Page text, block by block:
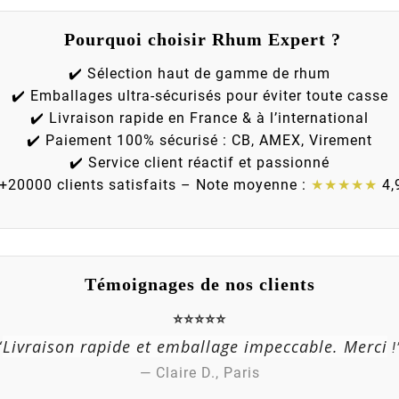
Pourquoi choisir Rhum Expert ?
✔️ Sélection haut de gamme de rhum
✔️ Emballages ultra-sécurisés pour éviter toute casse
✔️ Livraison rapide en France & à l’international
✔️ Paiement 100% sécurisé : CB, AMEX, Virement
✔️ Service client réactif et passionné
clients satisfaits – Note moyenne : ★★★★★
Témoignages de nos clients
⭐⭐⭐⭐⭐
Livraison rapide et emballage impeccable. Merci
— Claire D., Paris